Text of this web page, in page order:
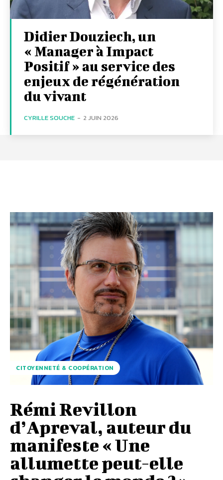
Didier Douziech, un
« Manager à Impact
Positif » au service des
enjeux de régénération
du vivant
CYRILLE SOUCHE - 2 JUIN 2026
CITOYENNETÉ & COOPÉRATION
Rémi Revillon
d’Apreval, auteur du
manifeste « Une
allumette peut-elle